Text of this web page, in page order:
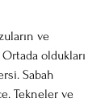
ve
oldukları
Sabah
Tekneler ve